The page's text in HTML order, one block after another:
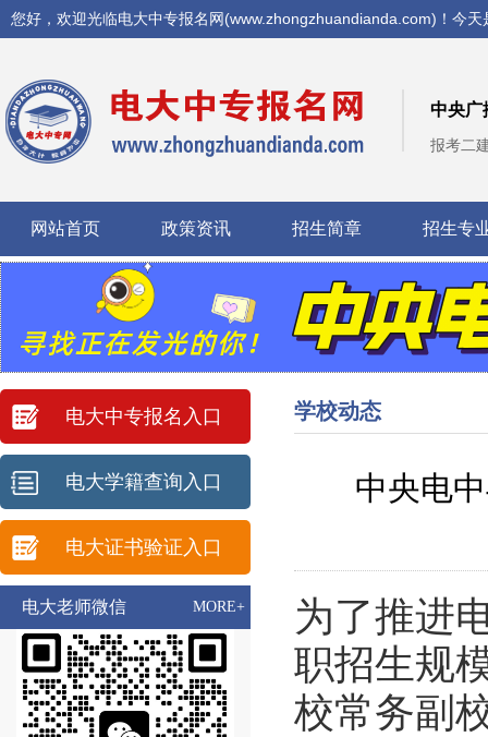
您好，欢迎光临电大中专报名网(www.zhongzhuandianda.com)！今天
中央广
报考二
网站首页 政策资讯 招生简章 招生专
电大中专报名入口
电大学籍查询入口
电大证书验证入口
电大老师微信 MORE+
学校动态
中央电
为了推进
职招生规
校常务副